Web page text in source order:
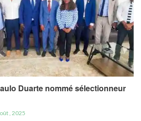
Duarte nommé sélectionneur
, 2025